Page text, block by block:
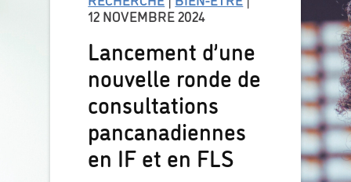
12 NOVEMBRE 2024
Lancement d’une
nouvelle ronde de
consultations
pancanadiennes
en IF et en FLS